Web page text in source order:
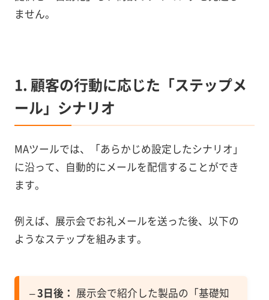
ません。
1. 顧客の行動に応じた「ステップメ
ール」シナリオ
MAツールでは、「あらかじめ設定したシナリオ」
に沿って、自動的にメールを配信することができ
ます。
例えば、展示会でお礼メールを送った後、以下の
ようなステップを組みます。
–3日後： 展示会で紹介した製品の「基礎知